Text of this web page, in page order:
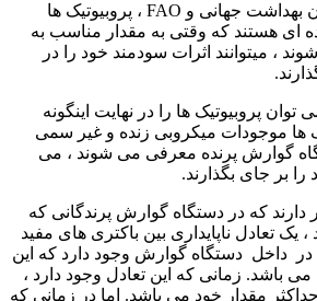
مطابق با تعریف سازمان بهداشت جهانی و FAO ، پروبیوتیک ها
ای هستند که وقتی به مقدار مناسب به
، میتوانند اثرات سودمند خود را در
پروبیوتیک ها را در نهایت اینگونه
ها موجودات میکروبی زنده و غیر سمی
گوارش پرنده معرفی می شوند ، می
را بر جای بگذارند.
دارند که در دستگاه گوارش پرندگانی که
تعادل ناپایداری بین باکتری های مفید
در داخل دستگاه گوارش وجود دارد که این
می باشد. زمانی که این تعادل وجود دارد ،
حداکثر مقدار خود می باشد. اما در زمانی که